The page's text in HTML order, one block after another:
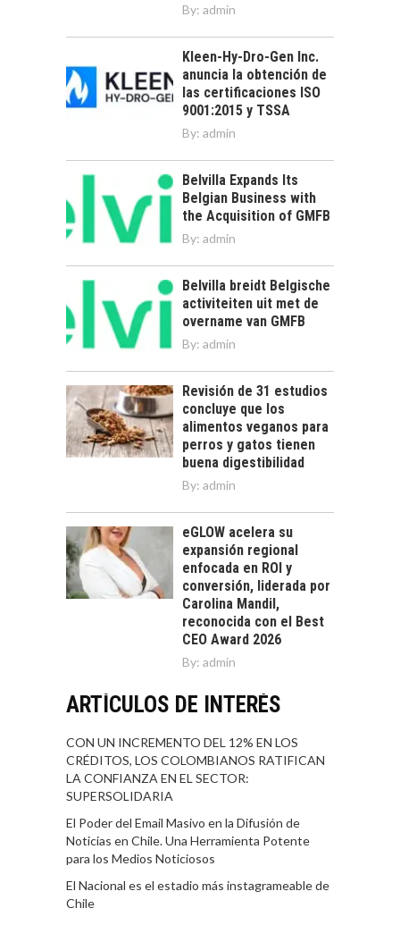
By: admin
Kleen-Hy-Dro-Gen Inc.
anuncia la obtención de
las certificaciones ISO
9001:2015 y TSSA
By: admin
Belvilla Expands Its
Belgian Business with
the Acquisition of GMFB
By: admin
Belvilla breidt Belgische
activiteiten uit met de
overname van GMFB
By: admin
Revisión de 31 estudios
concluye que los
alimentos veganos para
perros y gatos tienen
buena digestibilidad
By: admin
eGLOW acelera su
expansión regional
enfocada en ROI y
conversión, liderada por
Carolina Mandil,
reconocida con el Best
CEO Award 2026
By: admin
ARTÍCULOS DE INTERÉS
CON UN INCREMENTO DEL 12% EN LOS
CRÉDITOS, LOS COLOMBIANOS RATIFICAN
LA CONFIANZA EN EL SECTOR:
SUPERSOLIDARIA
El Poder del Email Masivo en la Difusión de
Noticias en Chile. Una Herramienta Potente
para los Medios Noticiosos
El Nacional es el estadio más instagrameable de
Chile